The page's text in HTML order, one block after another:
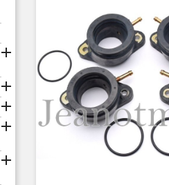




